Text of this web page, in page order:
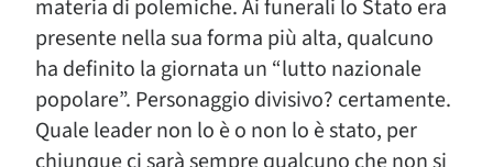
materia di polemiche. Ai funerali lo Stato era
presente nella sua forma più alta, qualcuno
ha definito la giornata un “lutto nazionale
popolare”. Personaggio divisivo? certamente.
Quale leader non lo è o non lo è stato, per